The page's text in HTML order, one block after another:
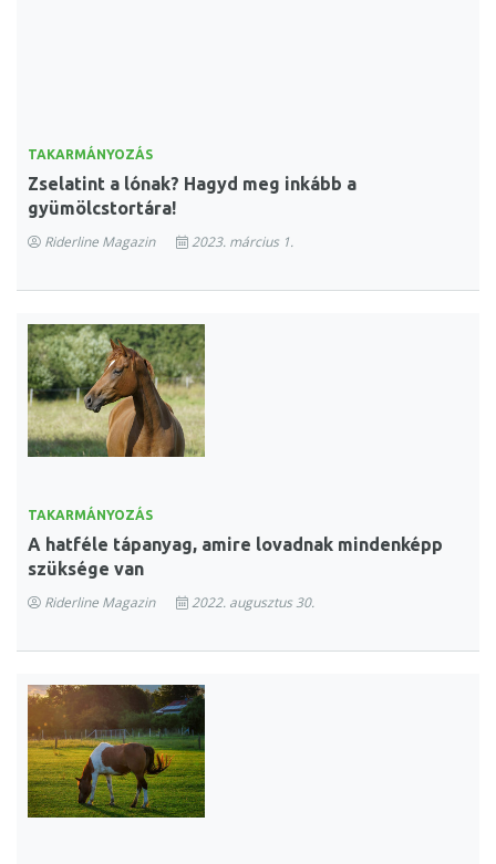
TAKARMÁNYOZÁS
Zselatint a lónak? Hagyd meg inkább a
gyümölcstortára!
Riderline Magazin 2023. március 1.
TAKARMÁNYOZÁS
A hatféle tápanyag, amire lovadnak mindenképp
szüksége van
Riderline Magazin 2022. augusztus 30.